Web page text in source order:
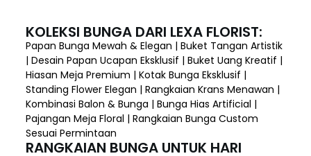
KOLEKSI BUNGA DARI LEXA FLORIST:
Papan Bunga Mewah & Elegan | Buket Tangan Artistik
| Desain Papan Ucapan Eksklusif | Buket Uang Kreatif |
Hiasan Meja Premium | Kotak Bunga Eksklusif |
Standing Flower Elegan | Rangkaian Krans Menawan |
Kombinasi Balon & Bunga | Bunga Hias Artificial |
Pajangan Meja Floral | Rangkaian Bunga Custom
Sesuai Permintaan
RANGKAIAN BUNGA UNTUK HARI